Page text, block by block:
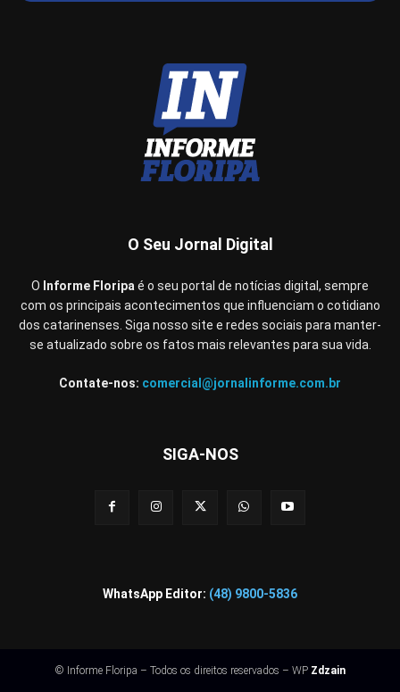
O Seu Jornal Digital
O Informe Floripaé o seu portal de notícias digital, sempre
com os principais acontecimentos que influenciam o cotidiano
dos catarinenses. Siga nosso site e redes sociais para manter-
se atualizado sobre os fatos mais relevantes para sua vida.
Contate-nos: comercial@jornalinforme.com.br
SIGA-NOS
WhatsApp Editor: (48) 9800-5836
© Informe Floripa – Todos os direitos reservados – WP Zdzain